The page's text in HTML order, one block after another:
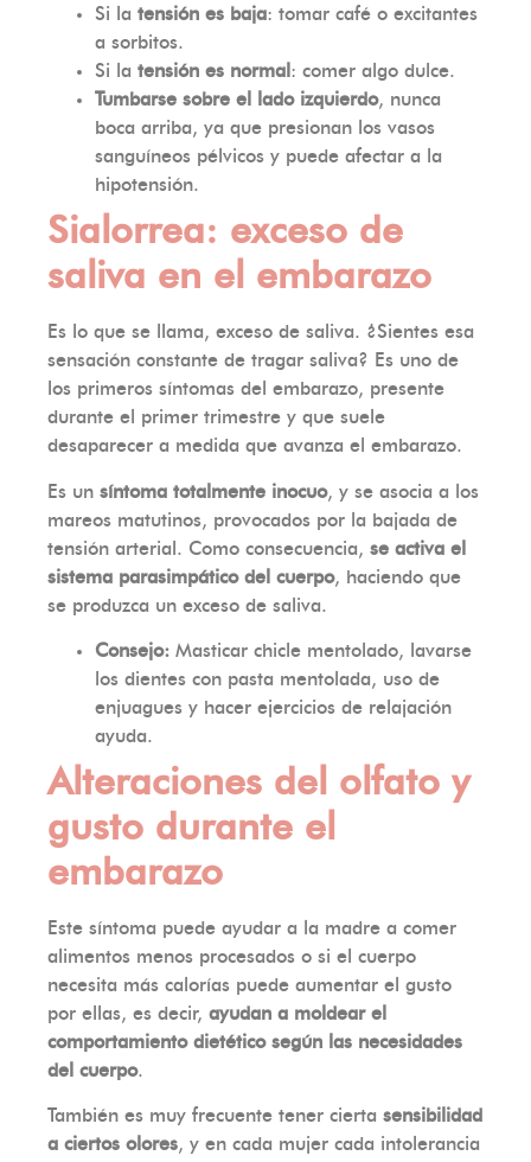
Si la tensión es baja: tomar café o excitantes
a sorbitos.
Si la tensión es normal : comer algo dulce.
Tumbarse sobre el lado izquierdo, nunca
boca arriba, ya que presionan los vasos
sanguíneos pélvicos y puede afectar a la
hipotensión.
Sialorrea: exceso de
saliva en el embarazo
Es lo que se llama, exceso de saliva. ¿Sientes esa
sensación constante de tragar saliva? Es uno de
los primeros síntomas del embarazo, presente
durante el primer trimestre y que suele
desaparecer a medida que avanza el embarazo.
Es un síntoma totalmente inocuo, y se asocia a los
mareos matutinos, provocados por la bajada de
tensión arterial. Como consecuencia, se activa el
sistema parasimpático del cuerpo, haciendo que
se produzca un exceso de saliva.
Consejo: Masticar chicle mentolado, lavarse
los dientes con pasta mentolada, uso de
enjuagues y hacer ejercicios de relajación
ayuda.
Alteraciones del olfato y
gusto durante el
embarazo
Este síntoma puede ayudar a la madre a comer
alimentos menos procesados o si el cuerpo
necesita más calorías puede aumentar el gusto
por ellas, es decir, ayudan a moldear el
comportamiento dietético según las necesidades
del cuerpo.
También es muy frecuente tener cierta sensibilidad
a ciertos olores, y en cada mujer cada intolerancia